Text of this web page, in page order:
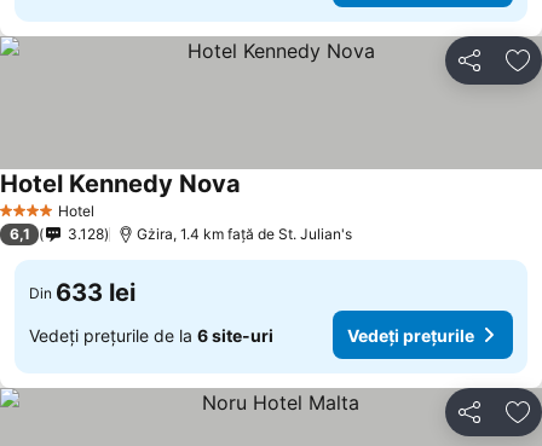
Distribuiți
4 Stele Hotel
Hotel Kennedy Nova
6,1 3.128 Gżira, 1.4 km faţă de St. Julian's
Din 633 lei
Vedeți prețurile de la 6 site-uri Vedeți prețurile
Distribuiți